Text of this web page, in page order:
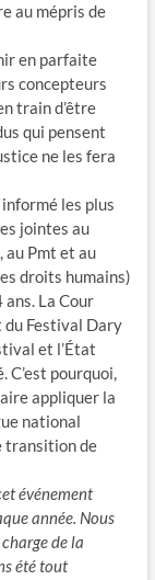
au mépris de
en parfaite
concepteurs
train d’être
qui pensent
ne les fera
les plus
jointes au
au Pmt et au
droits humains)
La Cour
du Festival Dary
et l’État
C’est pourquoi,
appliquer la
national
transition de
événement
année. Nous
de la
été tout